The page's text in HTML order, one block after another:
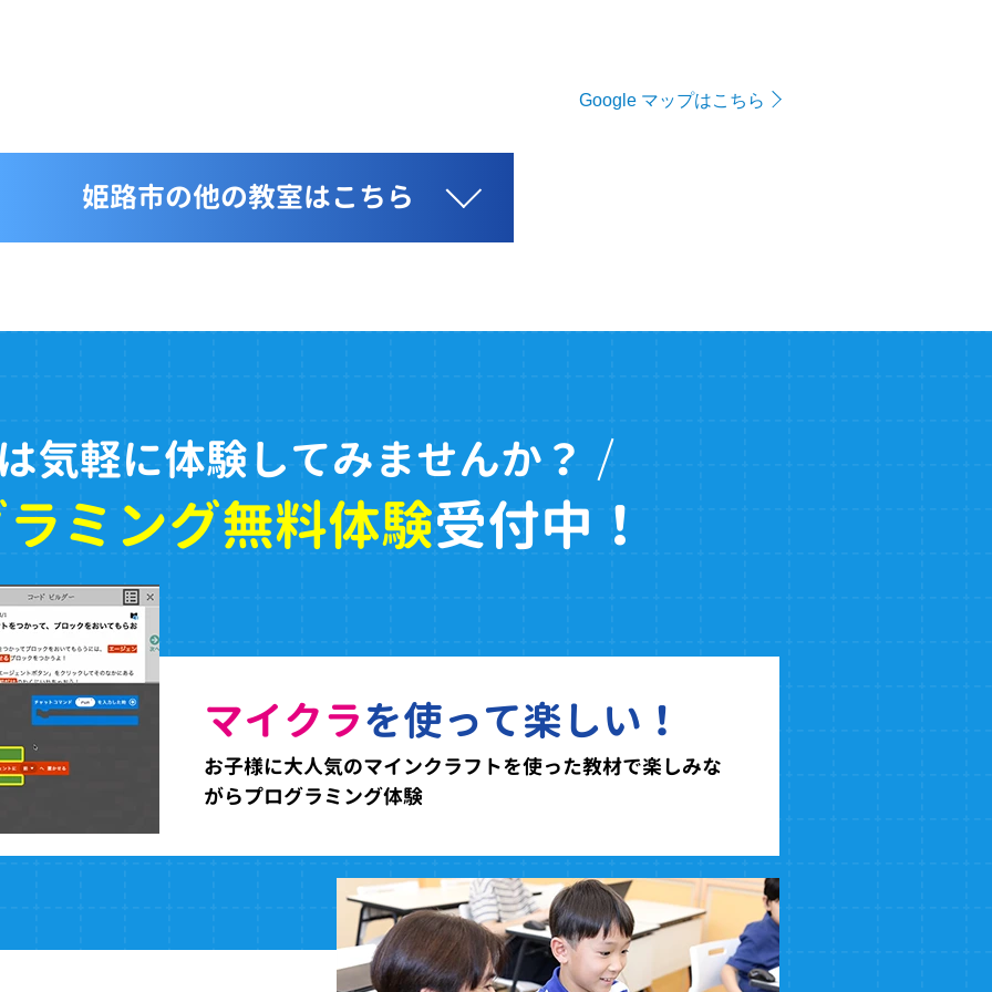
Google マップはこちら
姫路市の他の教室はこちら
気軽に体験してみませんか？
ミング無料体験受付中！
マイクラを使って楽しい！
お子様に大人気のマインクラフトを使った教材で楽しみな
がらプログラミング体験